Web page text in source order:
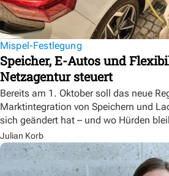
Mispel-Festlegung
Speicher, E-Autos und
Netzagentur steuert
Bereits am 1. Oktober soll das neue
Marktintegration von Speichern und
sich geändert hat – und wo Hürden
Julian Korb